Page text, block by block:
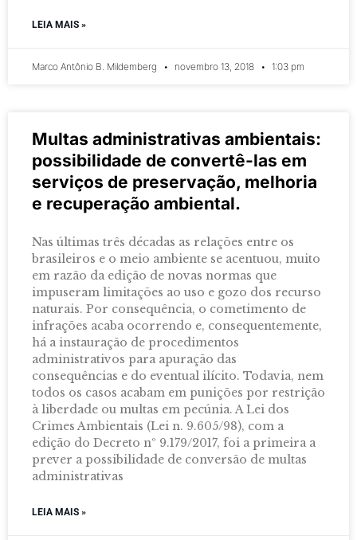
LEIA MAIS »
Marco Antônio B. Mildemberg novembro 13, 2018 1:03 pm
Multas administrativas ambientais:
possibilidade de convertê-las em
serviços de preservação, melhoria
e recuperação ambiental.
Nas últimas três décadas as relações entre os
brasileiros e o meio ambiente se acentuou, muito
em razão da edição de novas normas que
impuseram limitações ao uso e gozo dos recurso
naturais. Por consequência, o cometimento de
infrações acaba ocorrendo e, consequentemente,
há a instauração de procedimentos
administrativos para apuração das
consequências e do eventual ilícito. Todavia, nem
todos os casos acabam em punições por restrição
à liberdade ou multas em pecúnia. A Lei dos
Crimes Ambientais (Lei n. 9.605/98), com a
edição do Decreto nº 9.179/2017, foi a primeira a
prever a possibilidade de conversão de multas
administrativas
LEIA MAIS »